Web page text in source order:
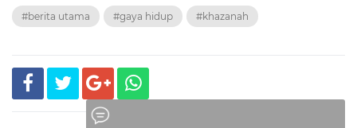
#berita utama #gaya hidup #khazanah